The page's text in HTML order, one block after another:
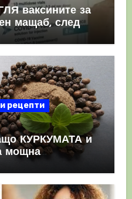
ваксините за
мащаб, след
рецепти
КУРКУМАТА и
мощна